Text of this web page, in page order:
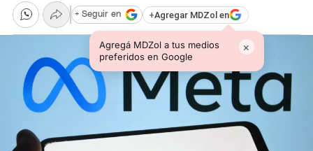
+Agregar MDZol en
Agregá MDZol a tus medios
preferidos en Google
×
+ Seguir en